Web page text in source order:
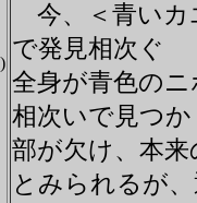
今、＜青いカ
で発見相次ぐ
全身が青色の
相次いで見つ
部が欠け、本
とみられるが